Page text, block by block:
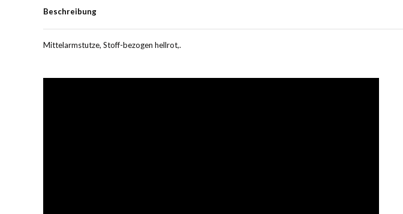
Beschreibung
Mittelarmstutze, Stoff-bezogen hellrot,.